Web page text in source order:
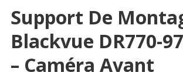
Support De
Blackvue DR770-
– Caméra Avant